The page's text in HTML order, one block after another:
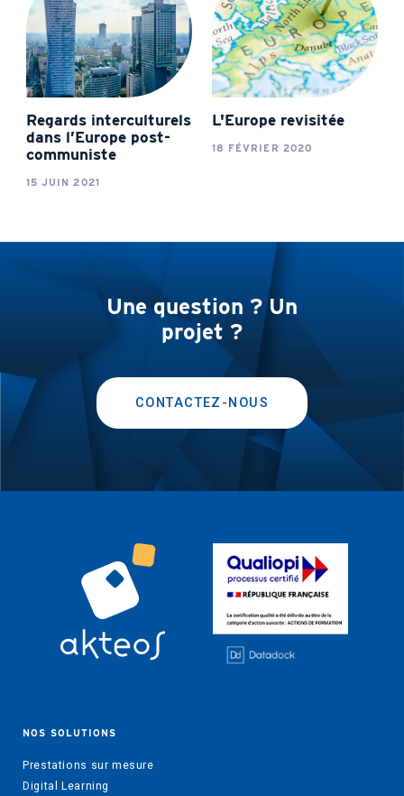
Regards interculturels
dans l’Europe post-
communiste
15 JUIN 2021
L'Europe revisitée
18 FÉVRIER 2020
Une question ? Un
projet ?
CONTACTEZ-NOUS
NOS SOLUTIONS
Prestations sur mesure
Digital Learning